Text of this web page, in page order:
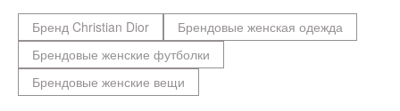
Бренд Christian Dior
Брендовые женская одежда
Брендовые женские футболки
Брендовые женские вещи